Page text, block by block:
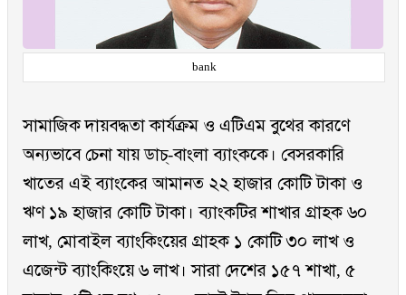
bank
সামাজিক দায়বদ্ধতা কার্যক্রম ও এটিএম বুথের কারণে
অন্যভাবে চেনা যায় ডাচ্-বাংলা ব্যাংককে। বেসরকারি
খাতের এই ব্যাংকের আমানত ২২ হাজার কোটি টাকা ও
ঋণ ১৯ হাজার কোটি টাকা। ব্যাংকটির শাখার গ্রাহক ৬০
লাখ, মোবাইল ব্যাংকিংয়ের গ্রাহক ১ কোটি ৩০ লাখ ও
এজেন্ট ব্যাংকিংয়ে ৬ লাখ। সারা দেশের ১৫৭ শাখা, ৫